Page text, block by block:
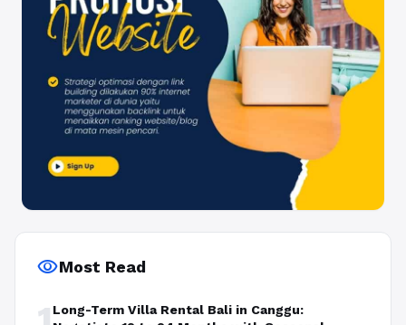
visibilityMost Read
Long-Term Villa Rental Bali in Canggu: